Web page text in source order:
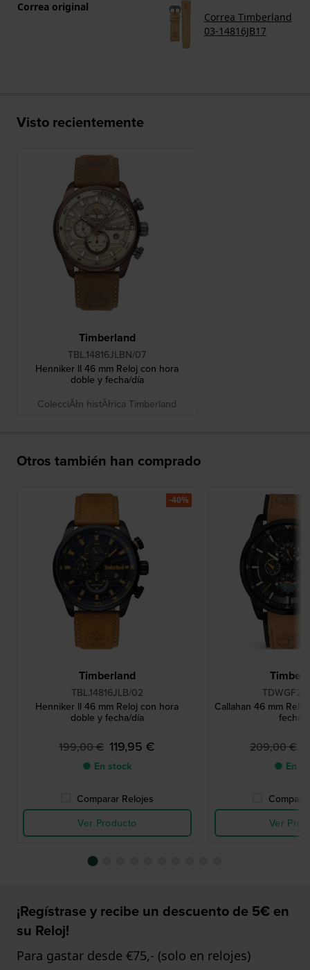
Correa original
Correa Timberland
03-14816JB17
Visto recientemente
Timberland
TBL.14816JLBN/07
Henniker ll 46 mm Reloj con hora
doble y fecha/día
ColecciĂłn histĂłrica Timberland
Otros también han comprado
Timberland
TBL.14816JLB/02
Henniker ll 46 mm Reloj con hora
doble y fecha/día
199,00 € 119,95 €
● En stock
Comparar Relojes
Ver Producto
-40%
Callahan 46 mm
fecha/
209,00 €
● En
Ver
¡Regístrase y recibe un descuento de 5€ en
su Reloj!
Para gastar desde €75,- (solo en relojes)